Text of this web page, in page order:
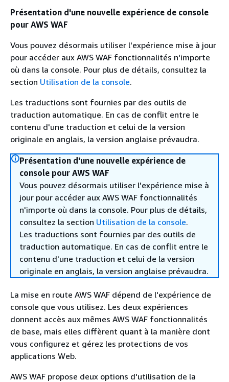
Présentation d'une nouvelle expérience de console
pour AWS WAF
Vous pouvez désormais utiliser l'expérience mise à jour
pour accéder aux AWS WAF fonctionnalités n'importe
où dans la console. Pour plus de détails, consultez la
section Utilisation de la console.
Les traductions sont fournies par des outils de
traduction automatique. En cas de conflit entre le
contenu d'une traduction et celui de la version
originale en anglais, la version anglaise prévaudra.
Présentation d'une nouvelle expérience de
console pour AWS WAF
Vous pouvez désormais utiliser l'expérience mise à
jour pour accéder aux AWS WAF fonctionnalités
n'importe où dans la console. Pour plus de détails,
consultez la section Utilisation de la console.
Les traductions sont fournies par des outils de
traduction automatique. En cas de conflit entre le
contenu d'une traduction et celui de la version
originale en anglais, la version anglaise prévaudra.
La mise en route AWS WAF dépend de l'expérience de
console que vous utilisez. Les deux expériences
donnent accès aux mêmes AWS WAF fonctionnalités
de base, mais elles diffèrent quant à la manière dont
vous configurez et gérez les protections de vos
applications Web.
AWS WAF propose deux options d'utilisation de la